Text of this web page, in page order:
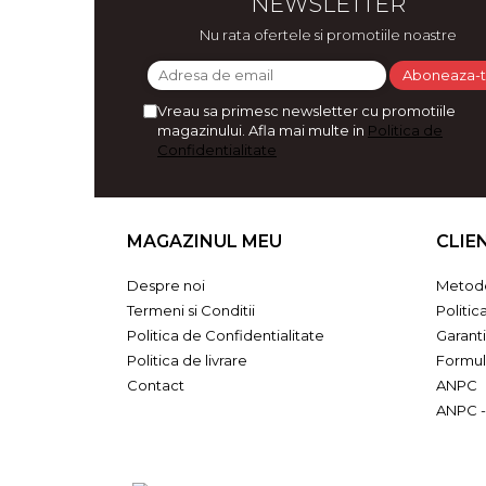
Ateliere - planse cu nisip colorat
Nu rata ofertele si promotiile noastre
Vreau sa primesc newsletter cu promotiile
magazinului. Afla mai multe in Politica de
Confidentialitate
MAGAZINUL MEU
Despre noi
Termeni si Conditii
Politica de Confidentialitate
Politica de livrare
Contact
ANPC
ANPC -